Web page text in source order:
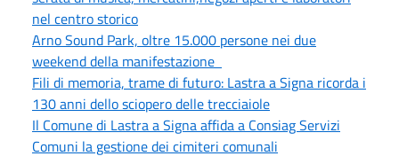
nel centro storico
Arno Sound Park, oltre 15.000 persone nei due
weekend della manifestazione
Fili di memoria, trame di futuro: Lastra a Signa ricorda i
130 anni dello sciopero delle trecciaiole
Il Comune di Lastra a Signa affida a Consiag Servizi
Comuni la gestione dei cimiteri comunali